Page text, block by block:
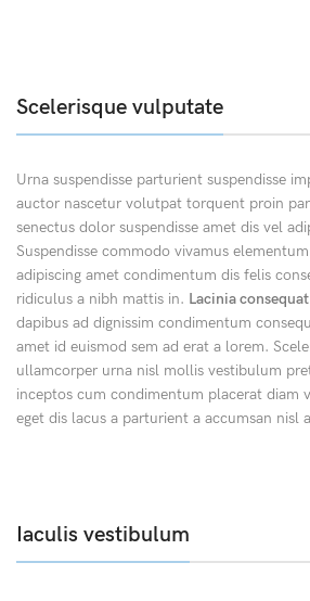
Scelerisque vulputate
Urna suspendisse parturient suspendisse
auctor nascetur volutpat torquent proin
senectus dolor suspendisse amet dis vel
Suspendisse commodo vivamus
adipiscing amet condimentum dis felis
ridiculus a nibh mattis in. Lacinia consequat
dapibus ad dignissim condimentum
amet id euismod sem ad erat a lorem.
ullamcorper urna nisl mollis vestibulum
inceptos cum condimentum placerat diam
eget dis lacus a parturient a accumsan nisl
Iaculis vestibulum